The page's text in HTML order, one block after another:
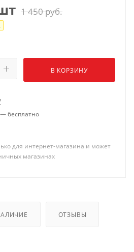
1 450руб.
В КОРЗИНУ
бесплатно
для интернет-магазина и может
магазинах
ОТЗЫВЫ